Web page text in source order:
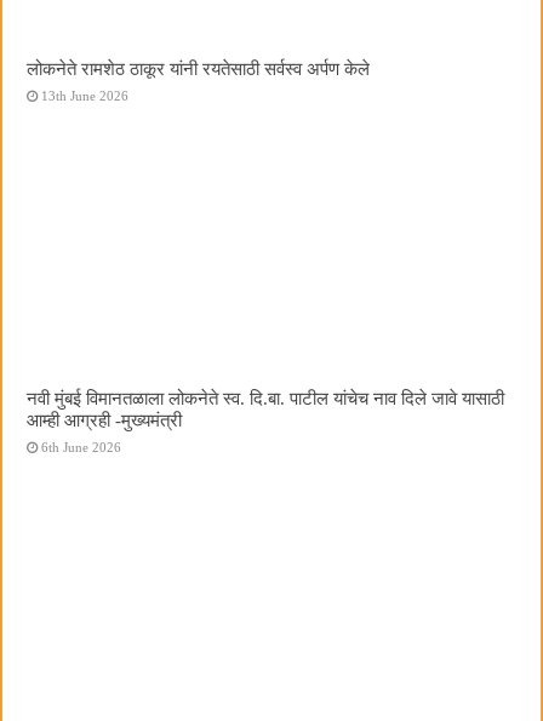
लोकनेते रामशेठ ठाकूर यांनी रयतेसाठी सर्वस्व अर्पण केले
13th June 2026
नवी मुंबई विमानतळाला लोकनेते स्व. दि.बा. पाटील यांचेच नाव दिले जावे यासाठी
आम्ही आग्रही -मुख्यमंत्री
6th June 2026